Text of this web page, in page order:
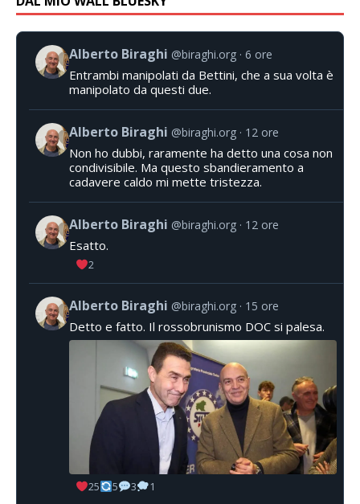
Alberto Biraghi @biraghi.org 6 ore
Entrambi manipolati da Bettini, che a sua volta è
manipolato da questi due.
Alberto Biraghi @biraghi.org 12 ore
Non ho dubbi, raramente ha detto una cosa non
condivisibile. Ma questo sbandieramento a
cadavere caldo mi mette tristezza.
Alberto Biraghi @biraghi.org 12 ore
Esatto.
2
Alberto Biraghi @biraghi.org 15 ore
Detto e fatto. Il rossobrunismo DOC si palesa.
25 5 3 1